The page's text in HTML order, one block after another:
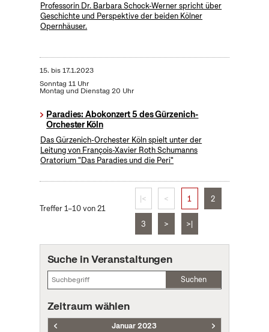
Professorin Dr. Barbara Schock-Werner spricht über
Geschichte und Perspektive der beiden Kölner
Opernhäuser.
15. bis17.1.2023
Sonntag 11 Uhr
Montag und Dienstag 20 Uhr
Paradies: Abokonzert 5 des Gürzenich-
Orchester Köln
Das Gürzenich-Orchester Köln spielt unter der
Leitung von François-Xavier Roth Schumanns
Oratorium "Das Paradies und die Peri"
Treffer 1–10 von 21
|< < 1 2
3 > >|
Suche in Veranstaltungen
Suchen
Zeitraum wählen
Januar 2023